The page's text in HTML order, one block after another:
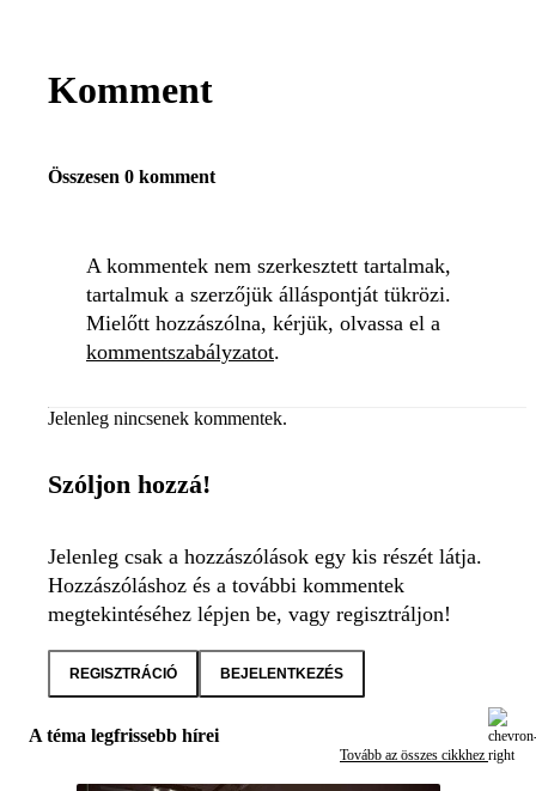
Komment
Összesen 0 komment
A kommentek nem szerkesztett tartalmak,
tartalmuk a szerzőjük álláspontját tükrözi.
Mielőtt hozzászólna, kérjük, olvassa el a
kommentszabályzatot.
Jelenleg nincsenek kommentek.
Szóljon hozzá!
Jelenleg csak a hozzászólások egy kis részét látja.
Hozzászóláshoz és a további kommentek
megtekintéséhez lépjen be, vagy regisztráljon!
REGISZTRÁCIÓ BEJELENTKEZÉS
A téma legfrissebb hírei
Tovább az összes cikkhez